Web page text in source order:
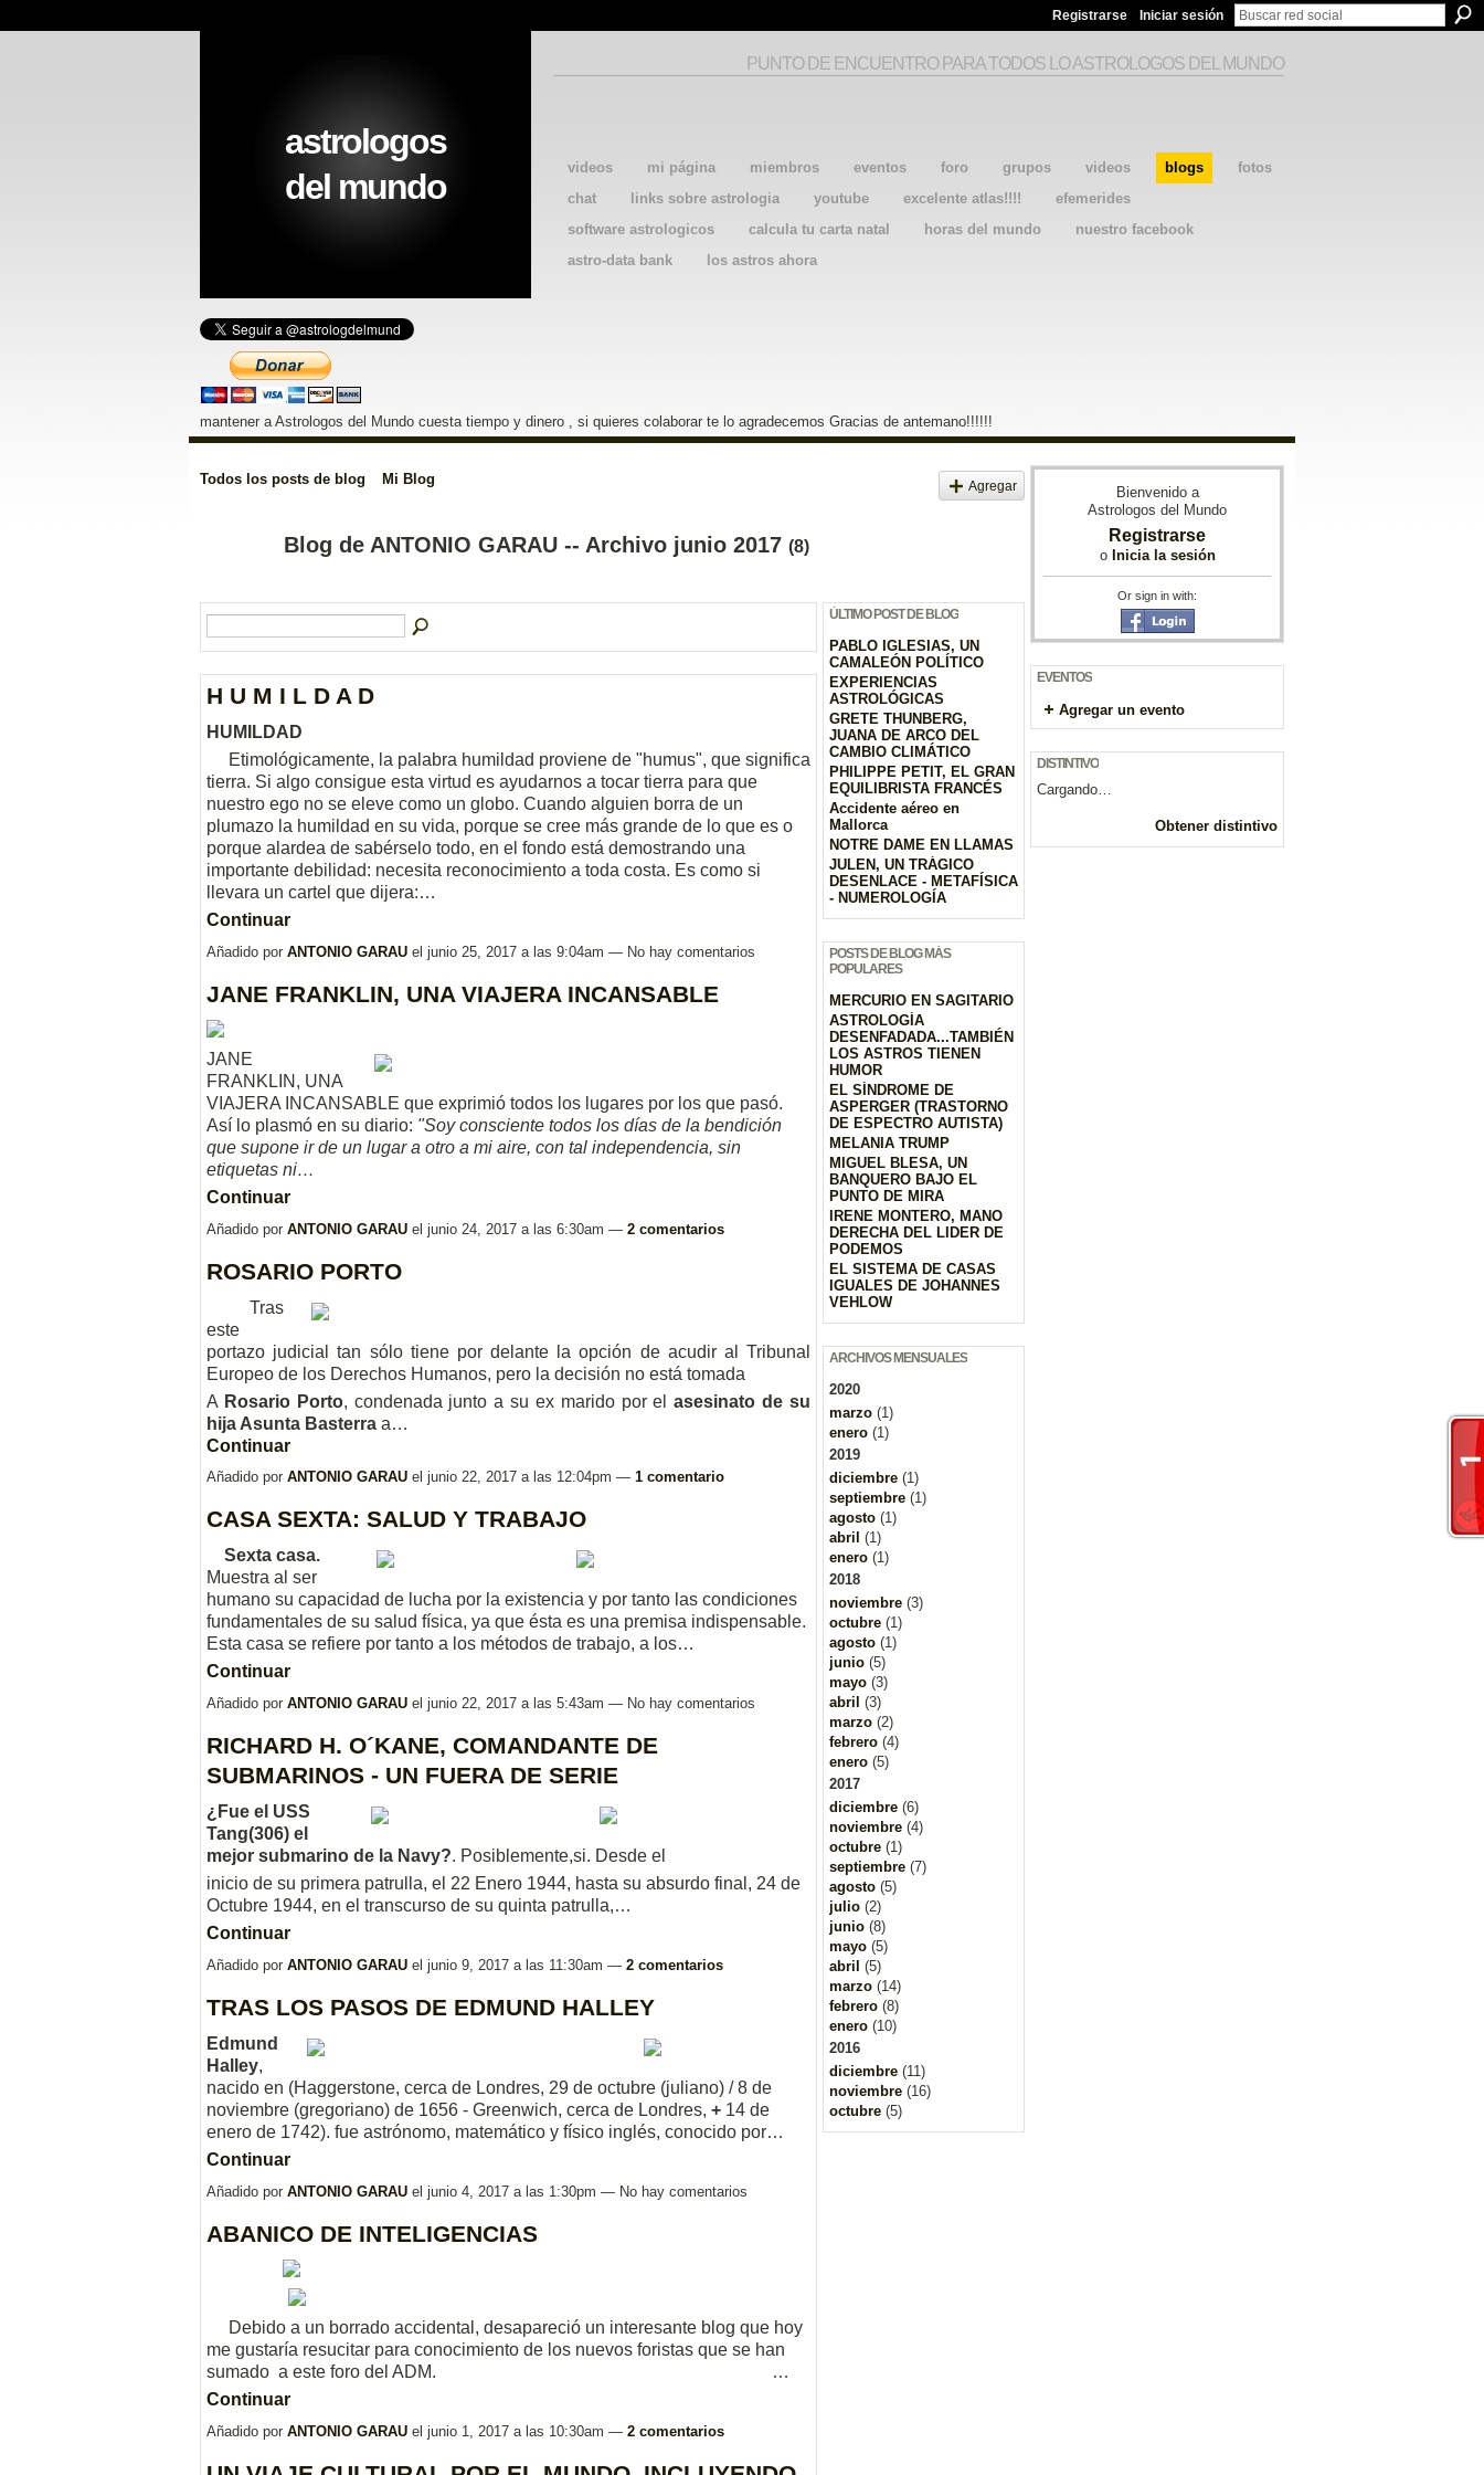
Registrarse Iniciar sesión
videos mi página miembros eventos foro grupos videos blogs
fotos
chat
links sobre astrologia youtube excelente atlas!!!!
efemerides
software astrologicos
calcula tu carta natal horas del mundo
nuestro facebook
astro-data bank
los astros ahora
astrologos
del mundo
PUNTO DE ENCUENTRO PARA TODOS LO ASTROLOGOS DEL MUNDO
mantener a Astrologos del Mundo cuesta tiempo y dinero , si quieres colaborar te lo agradecemos Gracias de antemano!!!!!!
Todos los posts de blog Mi Blog Agregar
Blog de ANTONIO GARAU -- Archivo junio 2017 (8)
H U M I L D A D
HUMILDAD
Etimológicamente, la palabra humildad proviene de "humus", que significa
tierra. Si algo consigue esta virtud es ayudarnos a tocar tierra para que
nuestro ego no se eleve como un globo. Cuando alguien borra de un
plumazo la humildad en su vida, porque se cree más grande de lo que es o
porque alardea de sabérselo todo, en el fondo está demostrando una
importante debilidad: necesita reconocimiento a toda costa. Es como si
llevara un cartel que dijera:…
Continuar
Añadido por ANTONIO GARAU el junio 25, 2017 a las 9:04am — No hay comentarios
JANE FRANKLIN, UNA VIAJERA INCANSABLE
JANE
FRANKLIN, UNA
VIAJERA INCANSABLE que exprimió todos los lugares por los que pasó.
Así lo plasmó en su diario: "Soy consciente todos los días de la bendición
que supone ir de un lugar a otro a mi aire, con tal independencia, sin
etiquetas ni…
Continuar
Añadido por ANTONIO GARAU el junio 24, 2017 a las 6:30am — 2 comentarios
ROSARIO PORTO
Tras
este
portazo judicial tan sólo tiene por delante la opción de acudir al Tribunal
Europeo de los Derechos Humanos, pero la decisión no está tomada
A Rosario Porto, condenada junto a su ex marido por elasesinato de su
hija Asunta Basterra a…
Continuar
Añadido por ANTONIO GARAU el junio 22, 2017 a las 12:04pm — 1 comentario
CASA SEXTA: SALUD Y TRABAJO
Sexta casa.
Muestra al ser
humano su capacidad de lucha por la existencia y por tanto las condiciones
fundamentales de su salud física, ya que ésta es una premisa indispensable.
Esta casa se refiere por tanto a los métodos de trabajo, a los…
Continuar
Añadido por ANTONIO GARAU el junio 22, 2017 a las 5:43am — No hay comentarios
RICHARD H. O´KANE, COMANDANTE DE
SUBMARINOS - UN FUERA DE SERIE
¿Fue el USS
Tang(306) el
mejor submarino de la Navy?. Posiblemente,si. Desde el
inicio de su primera patrulla, el 22 Enero 1944, hasta su absurdo final, 24 de
Octubre 1944, en el transcurso de su quinta patrulla,…
Continuar
Añadido por ANTONIO GARAU el junio 9, 2017 a las 11:30am — 2 comentarios
TRAS LOS PASOS DE EDMUND HALLEY
Edmund
Halley,
nacido en (Haggerstone, cerca de Londres, 29 de octubre (juliano) / 8 de
noviembre (gregoriano) de 1656 - Greenwich, cerca de Londres, + 14 de
enero de 1742). fue astrónomo, matemático y físico inglés, conocido por…
Continuar
Añadido por ANTONIO GARAU el junio 4, 2017 a las 1:30pm — No hay comentarios
ABANICO DE INTELIGENCIAS
Debido a un borrado accidental, desapareció un interesante blog que hoy
me gustaría resucitar para conocimiento de los nuevos foristas que se han
sumado a este foro del ADM. …
Continuar
Añadido por ANTONIO GARAU el junio 1, 2017 a las 10:30am — 2 comentarios
ÚLTIMO POST DE BLOG
PABLO IGLESIAS, UN
CAMALEÓN POLÍTICO
EXPERIENCIAS
ASTROLÓGICAS
GRETE THUNBERG,
JUANA DE ARCO DEL
CAMBIO CLIMÁTICO
PHILIPPE PETIT, EL GRAN
EQUILIBRISTA FRANCÉS
Accidente aéreo en
Mallorca
NOTRE DAME EN LLAMAS
JULEN, UN TRÁGICO
DESENLACE - METAFÍSICA
- NUMEROLOGÍA
POSTS DE BLOG MÁS
POPULARES
MERCURIO EN SAGITARIO
ASTROLOGÍA
DESENFADADA...TAMBIÉN
LOS ASTROS TIENEN
HUMOR
EL SÍNDROME DE
ASPERGER (TRASTORNO
DE ESPECTRO AUTISTA)
MELANIA TRUMP
MIGUEL BLESA, UN
BANQUERO BAJO EL
PUNTO DE MIRA
IRENE MONTERO, MANO
DERECHA DEL LIDER DE
PODEMOS
EL SISTEMA DE CASAS
IGUALES DE JOHANNES
VEHLOW
ARCHIVOS MENSUALES
2020
marzo (1)
enero (1)
2019
diciembre (1)
septiembre (1)
agosto (1)
abril (1)
enero (1)
2018
noviembre (3)
octubre (1)
agosto (1)
junio (5)
mayo (3)
abril (3)
marzo (2)
febrero (4)
enero (5)
2017
diciembre (6)
noviembre (4)
octubre (1)
septiembre (7)
agosto (5)
julio (2)
junio (8)
mayo (5)
abril (5)
marzo (14)
febrero (8)
enero (10)
2016
diciembre (11)
noviembre (16)
octubre (5)
Bienvenido a
Astrologos del Mundo
Registrarse
o Inicia la sesión
Or sign in with:
EVENTOS
Agregar un evento
DISTINTIVO
Cargando…
Obtener distintivo